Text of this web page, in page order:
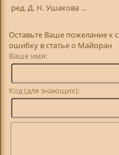
ред. Д. Н. Ушакова ...
Оставьте Ваше пожелание к
ошибку в статье о Майоран
Ваше имя:
Код (для знающих):